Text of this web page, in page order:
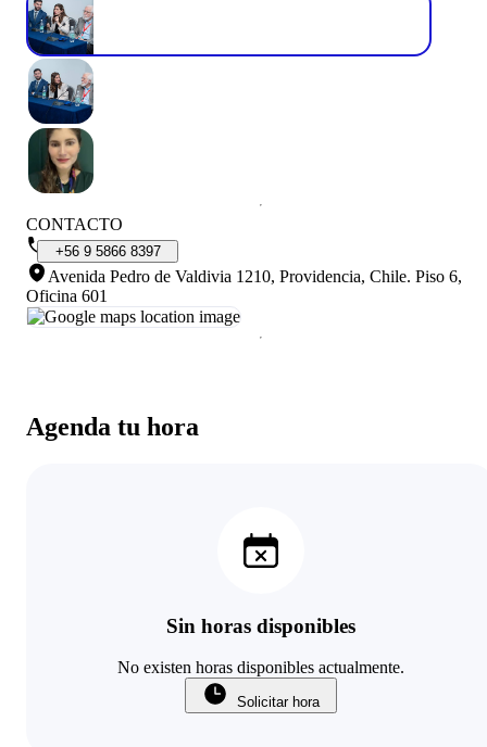
Agenda tu hora
Sin horas disponibles
No existen horas disponibles actualmente.
Solicitar hora
CONTACTO
+56 9 5866 8397
Avenida Pedro de Valdivia 1210, Providencia, Chile. Piso 6,
Oficina 601